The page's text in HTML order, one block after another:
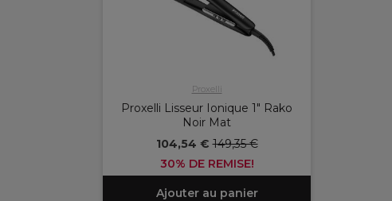
Proxelli
Proxelli Lisseur Ionique 1" Rako
Noir Mat
104,54 €149,35 €
30% DE REMISE!
Ajouter au panier